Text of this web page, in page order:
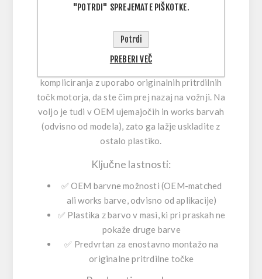
—idealno za redno vožnjo, kjer so roost, blato
in manjši stiki del igre.
kompliciranja z uporabo originalnih pritrdilnih
točk motorja, da ste čim prej nazaj na vožnji. Na
voljo je tudi v OEM ujemajočih in works barvah
(odvisno od modela), zato ga lažje uskladite z
ostalo plastiko.
Ključne lastnosti:
✅ OEM barvne možnosti (OEM-matched
ali works barve, odvisno od aplikacije)
✅ Plastika z barvo v masi, ki pri praskah ne
pokaže druge barve
✅ Predvrtan za enostavno montažo na
originalne pritrdilne točke
"POTRDI" SPREJEMATE PIŠKOTKE.
Potrdi
PREBERI VEČ